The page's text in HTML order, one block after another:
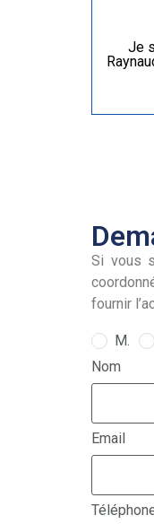
Je
Si vous
fournir
M.
Nom
Email